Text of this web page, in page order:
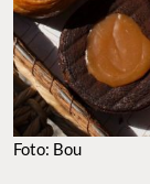
Foto: Bou